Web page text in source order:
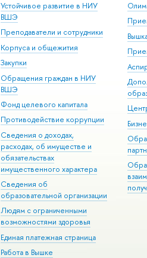
Устойчивое развитие в НИУ
ВШЭ
Преподаватели и сотрудники
Корпуса и общежития
Закупки
Обращения граждан в НИУ
ВШЭ
Фонд целевого капитала
Противодействие коррупции
Сведения о доходах,
расходах, об имуществе и
обязательствах
имущественного характера
Сведения об
образовательной организации
Людям с ограниченными
возможностями здоровья
Единая платежная страница
Работа в Вышке